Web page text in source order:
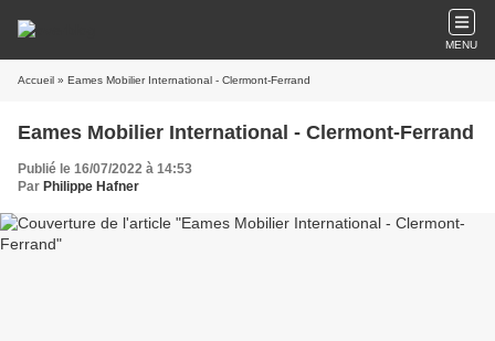
MENU
Accueil » Eames Mobilier International - Clermont-Ferrand
Eames Mobilier International - Clermont-Ferrand
Publié le 16/07/2022 à 14:53
Par Philippe Hafner